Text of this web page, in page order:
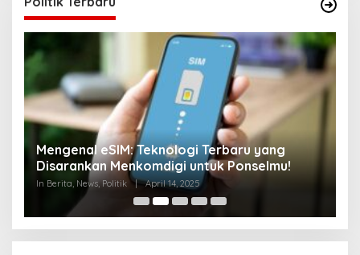
Mengenal eSIM: Teknologi Terbaru yang
Disarankan Menkomdigi untuk Ponselmu!
In Berita, News, Politik | April 14, 2025